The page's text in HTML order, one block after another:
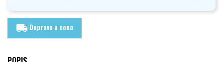
local_shipping Doprava a cena